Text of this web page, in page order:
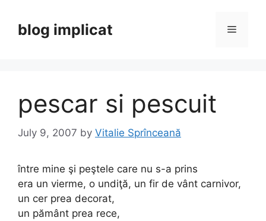
contentblog implicat Menu
pescar si pescuit
July 9, 2007 by Vitalie Sprînceană
între mine şi peştele care nu s-a prins
era un vierme, o undiţă, un fir de vânt carnivor,
un cer prea decorat,
un pământ prea rece,